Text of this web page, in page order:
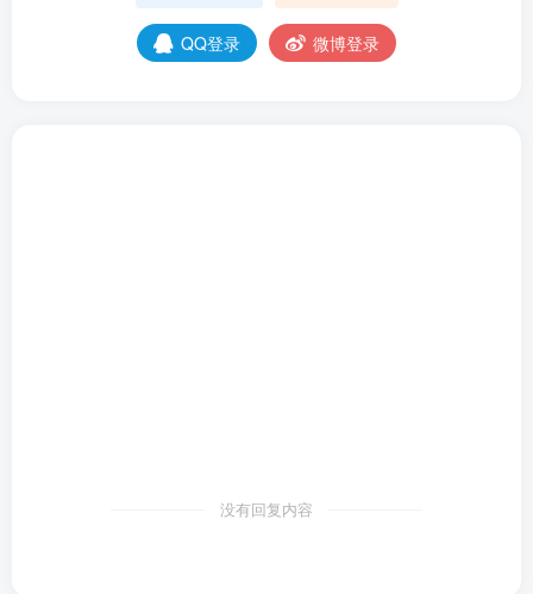
QQ登录 微博登录
没有回复内容